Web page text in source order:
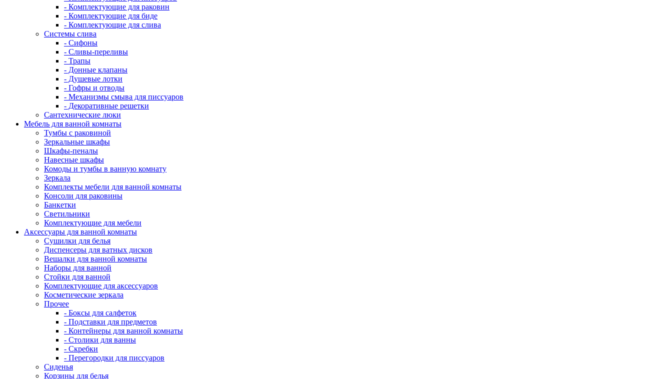
- Комплектующие для раковин
- Комплектующие для биде
- Комплектующие для слива
Системы слива
- Сифоны
- Сливы-переливы
- Трапы
- Донные клапаны
- Душевые лотки
- Гофры и отводы
- Механизмы смыва для писсуаров
- Декоративные решетки
Сантехнические люки
Мебель для ванной комнаты
Тумбы с раковиной
Зеркальные шкафы
Шкафы-пеналы
Навесные шкафы
Комоды и тумбы в ванную комнату
Зеркала
Комплекты мебели для ванной комнаты
Консоли для раковины
Банкетки
Светильники
Комплектующие для мебели
Аксессуары для ванной комнаты
Сушилки для белья
Диспенсеры для ватных дисков
Вешалки для ванной комнаты
Наборы для ванной
Стойки для ванной
Комплектующие для аксессуаров
Косметические зеркала
Прочее
- Боксы для салфеток
- Подставки для предметов
- Контейнеры для ванной комнаты
- Столики для ванны
- Скребки
- Перегородки для писсуаров
Сиденья
Корзины для белья